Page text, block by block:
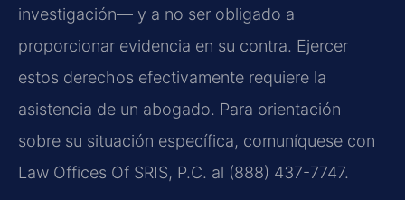
investigación— y a no ser obligado a
proporcionar evidencia en su contra. Ejercer
estos derechos efectivamente requiere la
asistencia de un abogado. Para orientación
sobre su situación específica, comuníquese con
Law Offices Of SRIS, P.C. al (888) 437-7747.